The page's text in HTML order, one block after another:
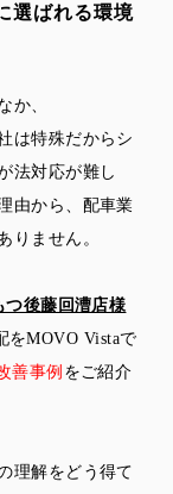
選ばれる環境
か、
は特殊だからシ
法対応が難し
由から、配車業
りません。
つ後藤回漕店様
をMOVO Vistaで
善事例 をご紹介
理解をどう得て